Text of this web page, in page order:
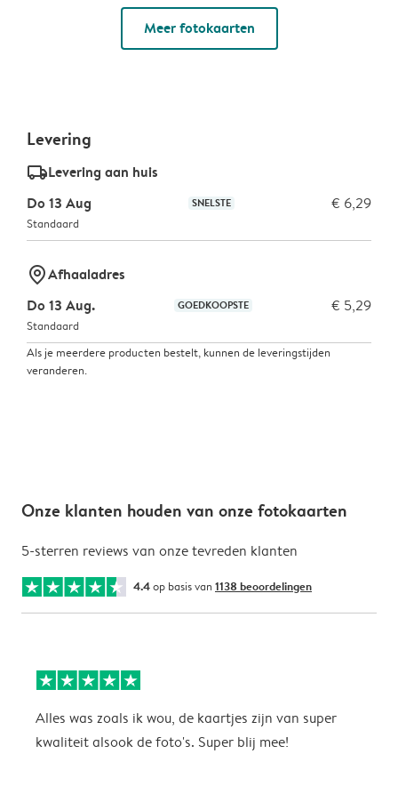
Meer fotokaarten
Levering
delivery_standard_v2Levering aan huis
Do 13 Aug
SNELSTE € 6,29
Standaard
marker-pinAfhaaladres
Do 13 Aug.
GOEDKOOPSTE € 5,29
Standaard
Als je meerdere producten bestelt, kunnen de leveringstijden
veranderen.
Onze klanten houden van onze fotokaarten
5-sterren reviews van onze tevreden klanten
4.4op basis van 1138 beoordelingen
Alles was zoals ik wou, de kaartjes zijn van super
kwaliteit alsook de foto's. Super blij mee!